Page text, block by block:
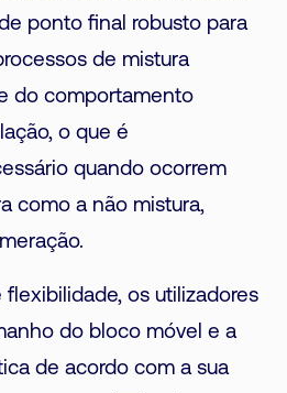
ponto final robusto para
de mistura
do comportamento
o que é
quando ocorrem
como a não mistura,
flexibilidade, os utilizadores
do bloco móvel e a
de acordo com a sua